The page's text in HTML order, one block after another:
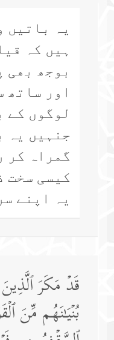
یہ باتیں
ہیں کہ
بوجھ بھی
اور ساتھ
لوگوں کے
جنہیں یہ
گمراہ کر
کیسی سخت
یہ اپنے
قَدۡ مَكَرَ
بُنۡیَـٰنَهُم مِّنَ